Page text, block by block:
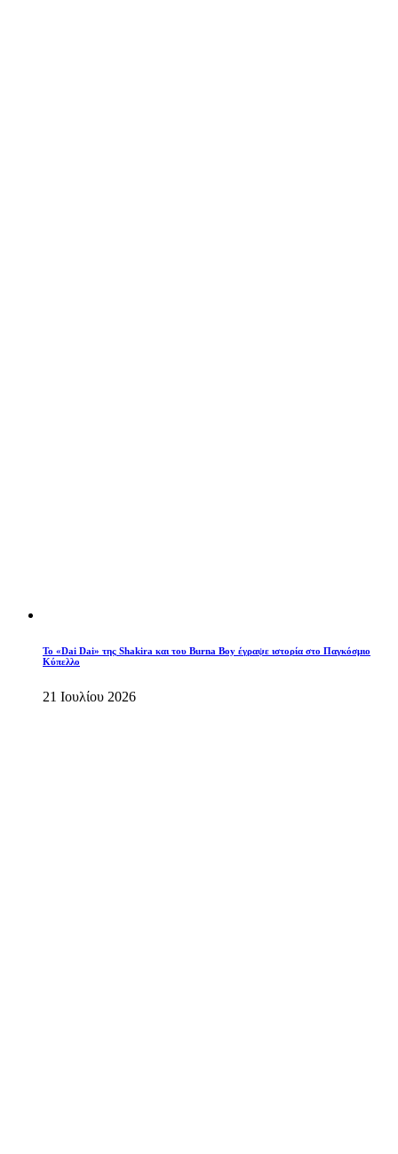
To «Dai Dai» της Shakira και του Burna Boy έγραψε ιστορία στο Παγκόσμιο
Κύπελλο
21 Ιουλίου 2026